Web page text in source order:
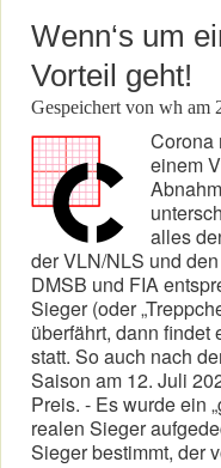
Wenn‘s um
Vorteil geht!
Gespeichert von wh am
Corona
einem
alles
der VLN/NLS und
DMSB und FIA
Sieger (oder
überfährt, dann findet
statt. So auch nach
Saison am 12. Juli
Preis. - Es wurde ein
realen Sieger
Sieger bestimmt, der